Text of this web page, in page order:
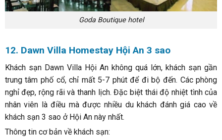
Goda Boutique hotel
12. Dawn Villa Homestay Hội An 3 sao
Khách sạn Dawn Villa Hội An không quá lớn, khách sạn gần
trung tâm phố cổ, chỉ mất 5-7 phút để đi bộ đến. Các phòng
nghỉ đẹp, rộng rãi và thanh lịch. Đặc biệt thái độ nhiệt tình của
nhân viên là điều mà được nhiều du khách đánh giá cao về
khách sạn 3 sao ở Hội An này nhất.
Thông tin cơ bản về khách sạn: